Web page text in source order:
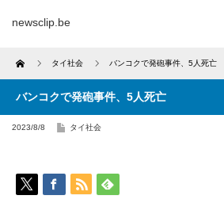
newsclip.be
Home タイ社会 バンコクで発砲事件、5人死亡
バンコクで発砲事件、5人死亡
2023/8/8 タイ社会